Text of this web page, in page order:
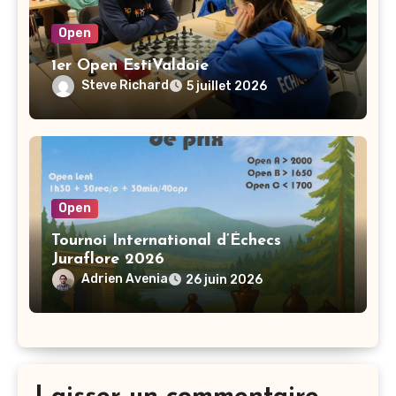
Open
1er Open EstiValdoie
Steve Richard 5 juillet 2026
Open
Tournoi International d’Échecs
Juraflore 2026
Adrien Avenia 26 juin 2026